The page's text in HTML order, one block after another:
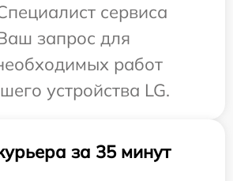
сервиса
запрос для
работ
устройства LG.
за 35 минут